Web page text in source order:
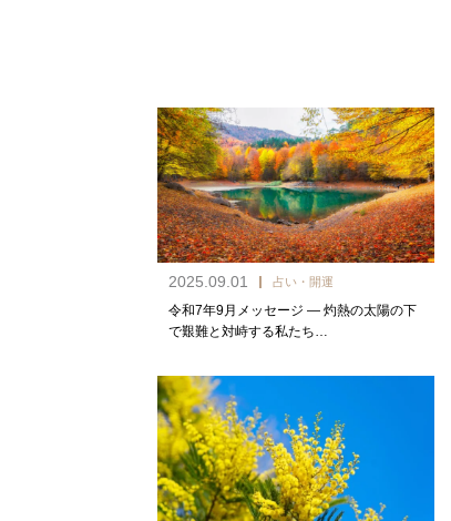
2025.09.01 占い・開運
令和7年9月メッセージ — 灼熱の太陽の下
で艱難と対峙する私たち…